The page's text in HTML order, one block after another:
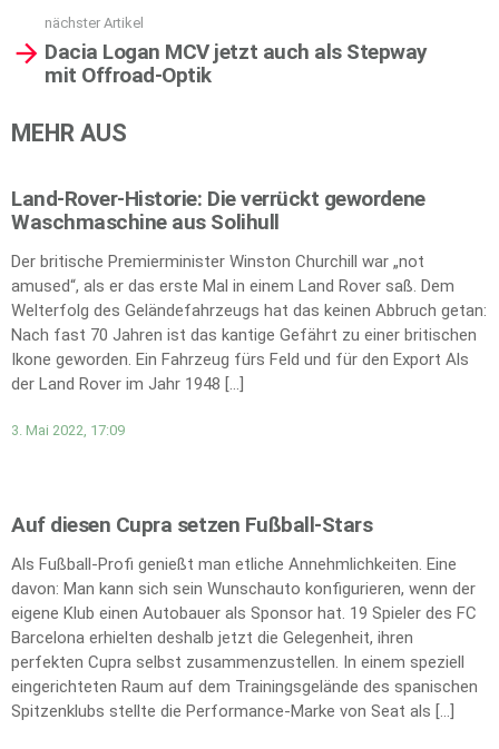
nächster Artikel
Dacia Logan MCV jetzt auch als Stepway
mit Offroad-Optik
MEHR AUS
Land-Rover-Historie: Die verrückt gewordene
Waschmaschine aus Solihull
Der britische Premierminister Winston Churchill war „not
amused“, als er das erste Mal in einem Land Rover saß. Dem
Welterfolg des Geländefahrzeugs hat das keinen Abbruch getan:
Nach fast 70 Jahren ist das kantige Gefährt zu einer britischen
Ikone geworden. Ein Fahrzeug fürs Feld und für den Export Als
der Land Rover im Jahr 1948 […]
3. Mai 2022, 17:09
Auf diesen Cupra setzen Fußball-Stars
Als Fußball-Profi genießt man etliche Annehmlichkeiten. Eine
davon: Man kann sich sein Wunschauto konfigurieren, wenn der
eigene Klub einen Autobauer als Sponsor hat. 19 Spieler des FC
Barcelona erhielten deshalb jetzt die Gelegenheit, ihren
perfekten Cupra selbst zusammenzustellen. In einem speziell
eingerichteten Raum auf dem Trainingsgelände des spanischen
Spitzenklubs stellte die Performance-Marke von Seat als […]